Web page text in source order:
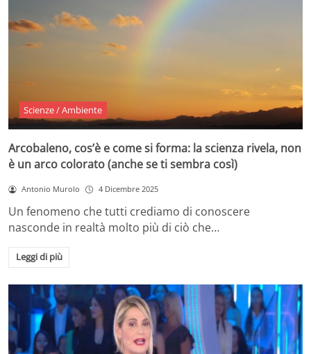
Scienze / Ambiente
Arcobaleno, cos’è e come si forma: la scienza rivela, non
è un arco colorato (anche se ti sembra così)
Antonio Murolo 4 Dicembre 2025
Un fenomeno che tutti crediamo di conoscere
nasconde in realtà molto più di ciò che…
Leggi di più